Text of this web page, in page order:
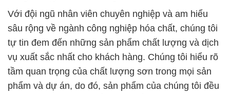
Với đội ngũ nhân viên chuyên nghiệp và am hiểu
sâu rộng về ngành công nghiệp hóa chất, chúng tôi
tự tin đem đến những sản phẩm chất lượng và dịch
vụ xuất sắc nhất cho khách hàng. Chúng tôi hiểu rõ
tầm quan trọng của chất lượng sơn trong mọi sản
phẩm và dự án, do đó, sản phẩm của chúng tôi đều